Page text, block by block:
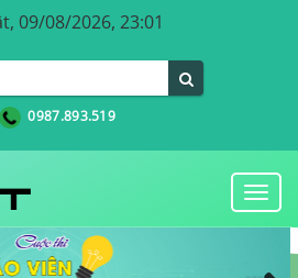
09/08/2026, 23:01
0987.893.519